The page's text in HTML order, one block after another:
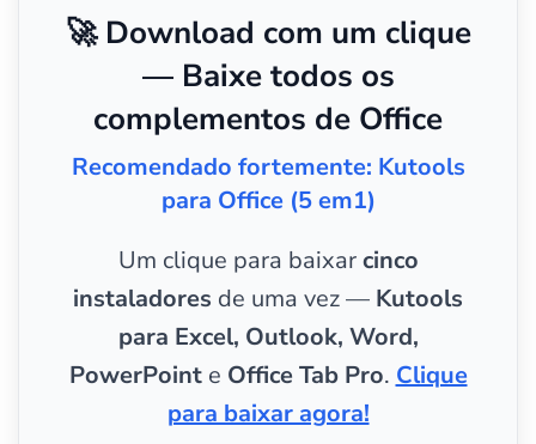
🚀 Download com um clique
— Baixe todos os
complementos de Office
Recomendado fortemente: Kutools
para Office (5 em1)
Um clique para baixarcinco
instaladores de uma vez — Kutools
para Excel, Outlook, Word,
PowerPointe Office Tab Pro. Clique
para baixar agora!